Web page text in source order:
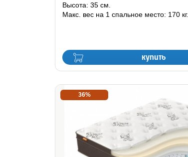
купить
Высота: 35 см.
Макс. вес на 1 спальное место: 170 кг.
36%